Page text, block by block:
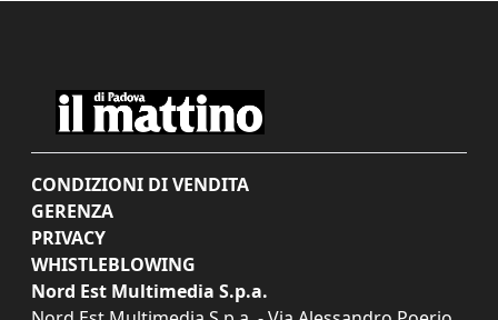
CONDIZIONI DI VENDITA
GERENZA
PRIVACY
WHISTLEBLOWING
Nord Est Multimedia S.p.a.